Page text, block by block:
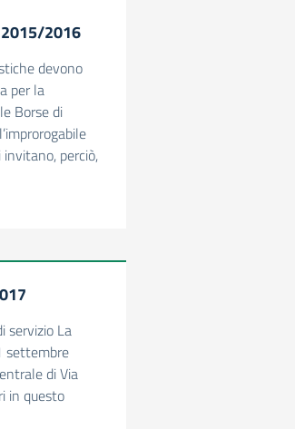
2016
devono
per la
Borse di
perciò,
servizio La
settembre
di Via
in questo